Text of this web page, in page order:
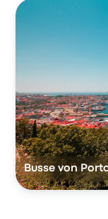
Busse von